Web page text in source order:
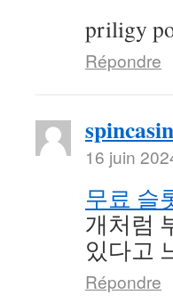
priligy
Répondre
16 juin
무료 슬
개처럼
있다고
Répondre